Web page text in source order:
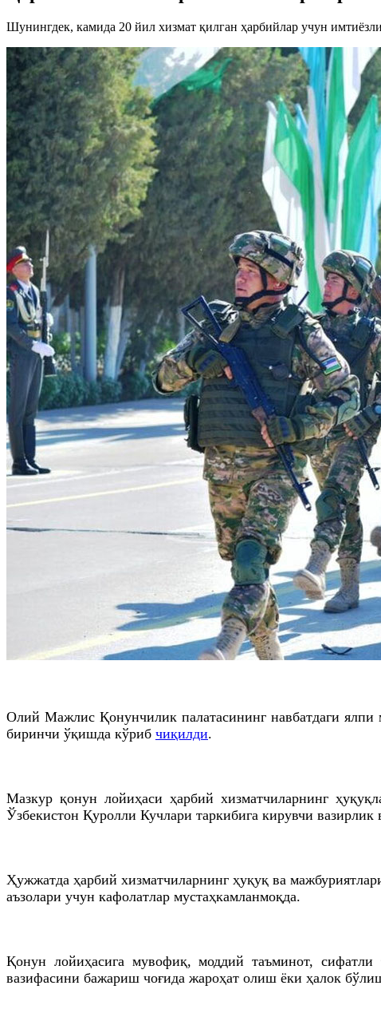
Шунингдек, камида 20 йил хизмат қилган ҳарбийлар учун
Олий Мажлис Қонунчилик палатасининг навбатдаги
биринчи ўқишда кўриб чиқилди.
Мазкур қонун лойиҳаси ҳарбий хизматчиларнинг
Ўзбекистон Қуролли Кучлари таркибига кирувчи
Ҳужжатда ҳарбий хизматчиларнинг ҳуқуқ ва
аъзолари учун кафолатлар мустаҳкамланмоқда.
Қонун лойиҳасига мувофиқ, моддий таъминот,
вазифасини бажариш чоғида жароҳат олиш ёки ҳалок